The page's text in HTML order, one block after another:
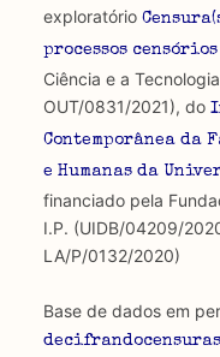
exploratório
processos censórios
Ciência e a
OUT/0831/2021), do
Contemporânea da
e Humanas da
financiado pela
I.P. (UIDB/04209/
LA/P/0132/2020)
Base de dados em